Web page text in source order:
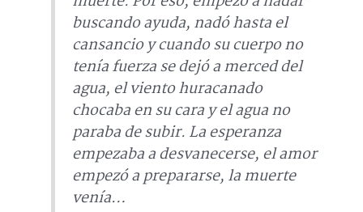
buscando ayuda, nadó hasta el
cansancio y cuando su cuerpo no
tenía fuerza se dejó a merced del
agua, el viento huracanado
chocaba en su cara y el agua no
paraba de subir. La esperanza
empezaba a desvanecerse, el amor
empezó a prepararse, la muerte
venía…